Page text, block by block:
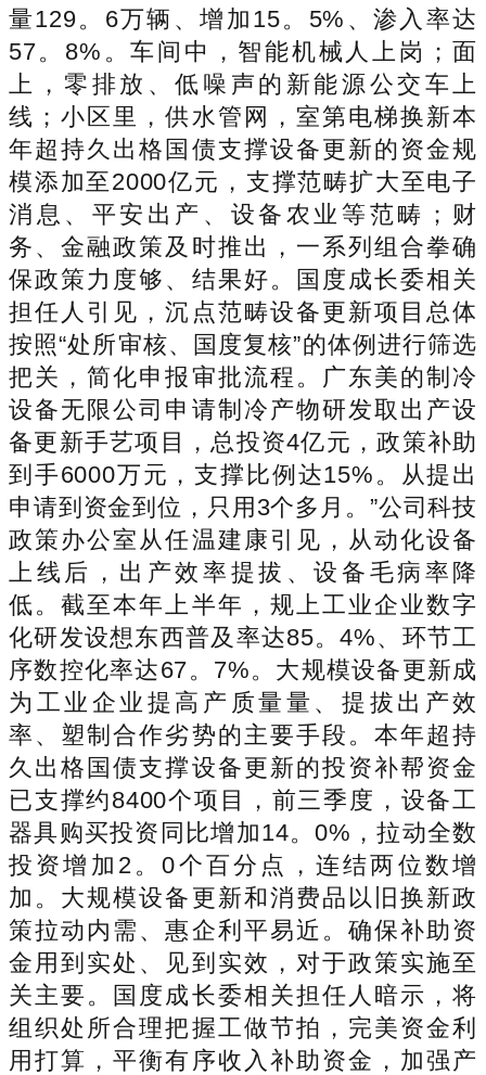
量129。6万辆、增加15。5%、渗入率达
57。8%。车间中，智能机械人上岗；面
上，零排放、低噪声的新能源公交车上
线；小区里，供水管网，室第电梯换新本
年超持久出格国债支撑设备更新的资金规
模添加至2000亿元，支撑范畴扩大至电子
消息、平安出产、设备农业等范畴；财
务、金融政策及时推出，一系列组合拳确
保政策力度够、结果好。国度成长委相关
担任人引见，沉点范畴设备更新项目总体
按照“处所审核、国度复核”的体例进行筛选
把关，简化申报审批流程。广东美的制冷
设备无限公司申请制冷产物研发取出产设
备更新手艺项目，总投资4亿元，政策补助
到手6000万元，支撑比例达15%。从提出
申请到资金到位，只用3个多月。”公司科技
政策办公室从任温建康引见，从动化设备
上线后，出产效率提拔、设备毛病率降
低。截至本年上半年，规上工业企业数字
化研发设想东西普及率达85。4%、环节工
序数控化率达67。7%。大规模设备更新成
为工业企业提高产质量量、提拔出产效
率、塑制合作劣势的主要手段。本年超持
久出格国债支撑设备更新的投资补帮资金
已支撑约8400个项目，前三季度，设备工
器具购买投资同比增加14。0%，拉动全数
投资增加2。0个百分点，连结两位数增
加。大规模设备更新和消费品以旧换新政
策拉动内需、惠企利平易近。确保补助资
金用到实处、见到实效，对于政策实施至
关主要。国度成长委相关担任人暗示，将
组织处所合理把握工做节拍，完美资金利
用打算，平衡有序收入补助资金，加强产